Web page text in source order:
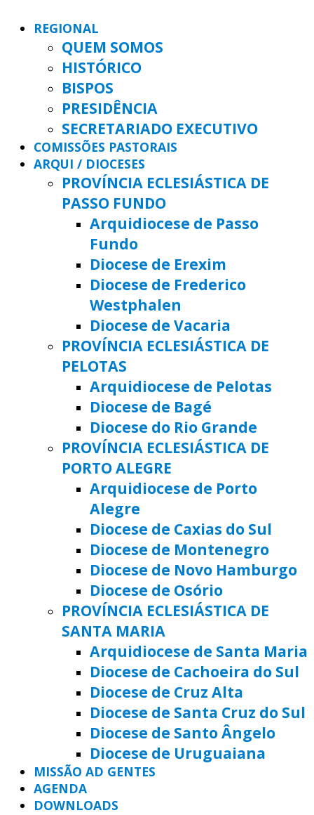
REGIONAL
QUEM SOMOS
HISTÓRICO
BISPOS
PRESIDÊNCIA
SECRETARIADO EXECUTIVO
COMISSÕES PASTORAIS
ARQUI / DIOCESES
PROVÍNCIA ECLESIÁSTICA DE
PASSO FUNDO
Arquidiocese de Passo
Fundo
Diocese de Erexim
Diocese de Frederico
Westphalen
Diocese de Vacaria
PROVÍNCIA ECLESIÁSTICA DE
PELOTAS
Arquidiocese de Pelotas
Diocese de Bagé
Diocese do Rio Grande
PROVÍNCIA ECLESIÁSTICA DE
PORTO ALEGRE
Arquidiocese de Porto
Alegre
Diocese de Caxias do Sul
Diocese de Montenegro
Diocese de Novo Hamburgo
Diocese de Osório
PROVÍNCIA ECLESIÁSTICA DE
SANTA MARIA
Arquidiocese de Santa Maria
Diocese de Cachoeira do Sul
Diocese de Cruz Alta
Diocese de Santa Cruz do Sul
Diocese de Santo Ângelo
Diocese de Uruguaiana
MISSÃO AD GENTES
AGENDA
DOWNLOADS